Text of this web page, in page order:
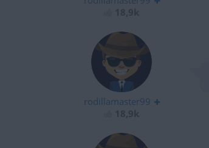
rodillamaster99